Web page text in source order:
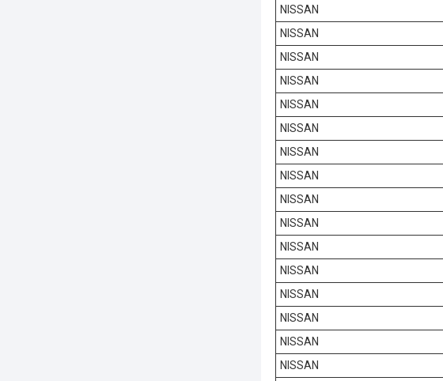
NISSAN
NISSAN
NISSAN
NISSAN
NISSAN
NISSAN
NISSAN
NISSAN
NISSAN
NISSAN
NISSAN
NISSAN
NISSAN
NISSAN
NISSAN
NISSAN